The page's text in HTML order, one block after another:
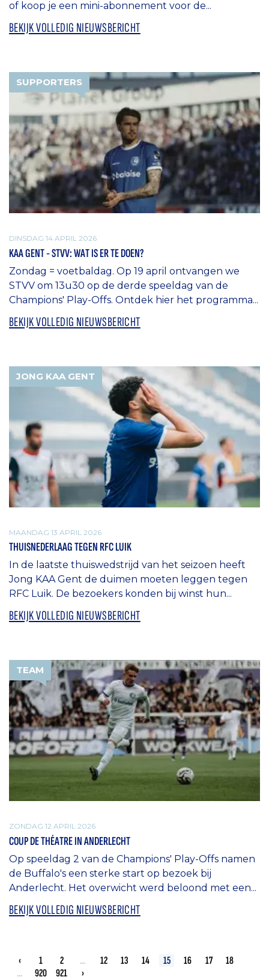
of koop je een mini-abonnement voor de...
BEKIJK VOLLEDIG NIEUWSBERICHT
SUPPORTERS
DINSDAG 14 APRIL 2026
KAA GENT - STVV: WAT IS ER TE DOEN?
Zondag = voetbaldag. Op 19 april ontvangen we
STVV om 13u30 op de derde speeldag van de
Champions' Play-Offs. Ontdek hier het programma...
BEKIJK VOLLEDIG NIEUWSBERICHT
JONG KAA GENT
MAANDAG 13 APRIL 2026
THUISNEDERLAAG TEGEN RFC LUIK
In de laatste thuiswedstrijd van het seizoen heeft
Jong KAA Gent de duimen moeten leggen tegen
RFC Luik. De bezoekers konden bij winst hun...
BEKIJK VOLLEDIG NIEUWSBERICHT
TEAM
ZONDAG 12 APRIL 2026
COUP DE THÉATRE IN ANDERLECHT
Op speeldag 2 van de Champions' Play-Offs namen
de Buffalo's een sterke start op bezoek bij
Anderlecht. Het overwicht werd beloond met een...
BEKIJK VOLLEDIG NIEUWSBERICHT
‹ 1 2 ... 12 13 14 15 16 17
18
...
920 921 ›